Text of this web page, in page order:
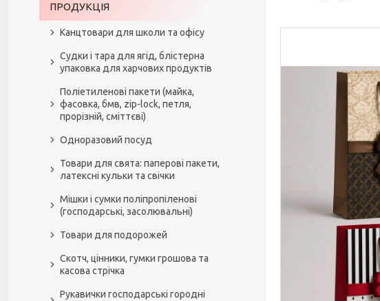
ПРОДУКЦІЯ
Канцтовари для школи та офісу
Судки і тара для ягід, блістерна
упаковка для харчових продуктів
Поліетиленові пакети (майка,
фасовка, бмв, zip-lock, петля,
прорізній, сміттєві)
Одноразовий посуд
Товари для свята: паперові пакети,
латексні кульки та свічки
Мішки і сумки поліпропіленові
(господарські, засолювальні)
Товари для подорожей
Скотч, цінники, гумки грошова та
касова стрічка
Рукавички господарські городні